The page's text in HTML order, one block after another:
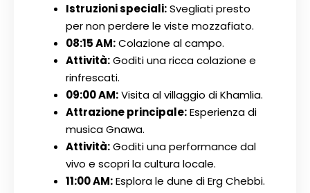
Istruzioni speciali:Svegliati presto
per non perdere le viste mozzafiato.
08:15 AM:Colazione al campo.
Attività:Goditi una ricca colazione e
rinfrescati.
09:00 AM:Visita al villaggio di Khamlia.
Attrazione principale:Esperienza di
musica Gnawa.
Attività:Goditi una performance dal
vivo e scopri la cultura locale.
11:00 AM:Esplora le dune di Erg Chebbi.